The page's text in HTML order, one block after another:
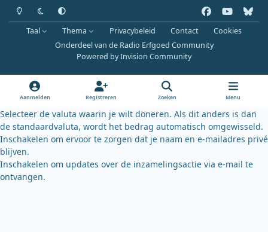
Heldere modus
Donkere modus
Systeemvoorkeur
a
c
e
k
o
u
b
l
u
k
y
Taal Thema Privacybeleid Contact
Cookies
Onderdeel van de Radio Erfgoed Community
Powered byInvision Community
Aanmelden Registreren Zoeken Menu
Selecteer de valuta waarin je wilt doneren. Als dit anders is dan
de standaardvaluta, wordt het bedrag automatisch omgewisseld.
Inschakelen om ervoor te zorgen dat je naam en e-mailadres privé
blijven.
Inschakelen om updates over de inzamelingsactie via e-mail te
ontvangen.